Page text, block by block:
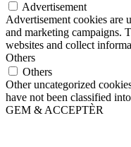
Advertisement
Advertisement cookies are
and marketing campaigns.
websites and collect
Others
Others
Other uncategorized
have not been classified
GEM & ACCEPTÈR